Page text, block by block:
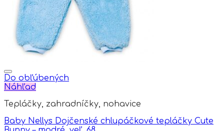
Do obľúbených
Náhľad
Tepláčky, zahradníčky, nohavice
Baby Nellys Dojčenské chlupáčkové tepláčky Cute